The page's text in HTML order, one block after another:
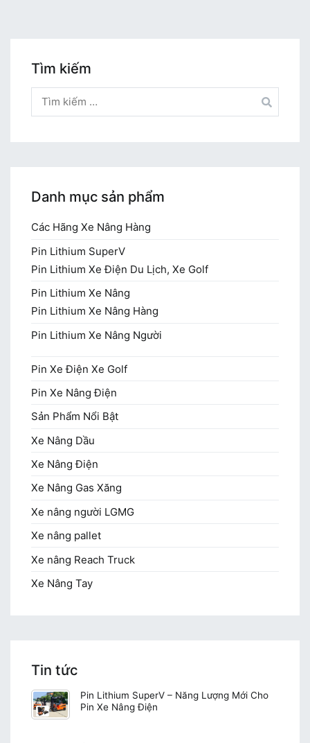
Tìm kiếm
kiếm
cho:
Danh mục sản phẩm
Các Hãng Xe Nâng Hàng
Pin Lithium SuperV
Pin Lithium Xe Điện Du Lịch, Xe Golf
Pin Lithium Xe Nâng
Pin Lithium Xe Nâng Hàng
Pin Lithium Xe Nâng Người
Pin Xe Điện Xe Golf
Pin Xe Nâng Điện
Sản Phẩm Nổi Bật
Xe Nâng Dầu
Xe Nâng Điện
Xe Nâng Gas Xăng
Xe nâng người LGMG
Xe nâng pallet
Xe nâng Reach Truck
Xe Nâng Tay
Tin tức
Pin Lithium SuperV – Năng Lượng Mới Cho
Pin Xe Nâng Điện